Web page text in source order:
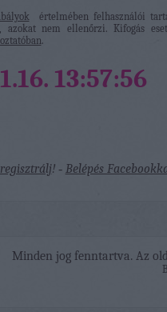
értelmében felhasználói
azokat nem ellenőrzi. Kifogás
.
13:57:56
regisztrálj! ‐ Belépés
Minden jog fenntartva. Az